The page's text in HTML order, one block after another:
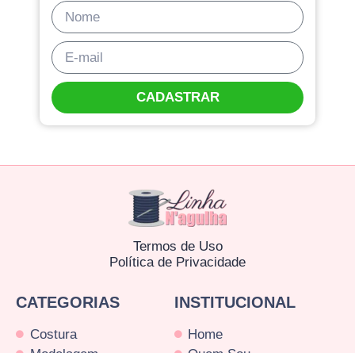
CADASTRAR
Termos de Uso
Política de Privacidade
CATEGORIAS
Costura
INSTITUCIONAL
Home